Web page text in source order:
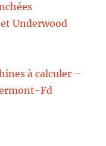
Underwood
à calculer –
Fd